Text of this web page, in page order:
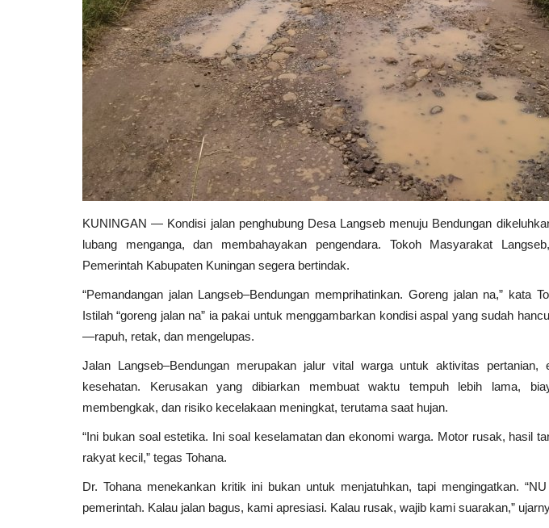
KUNINGAN — Kondisi jalan penghubung Desa Langseb menuju Bendungan
lubang menganga, dan membahayakan pengendara. Tokoh Masyarakat
Pemerintah Kabupaten Kuningan segera bertindak.
“Pemandangan jalan Langseb–Bendungan memprihatinkan. Goreng jalan na,” kata
Istilah “goreng jalan na” ia pakai untuk menggambarkan kondisi aspal yang sudah
—rapuh, retak, dan mengelupas.
Jalan Langseb–Bendungan merupakan jalur vital warga untuk aktivitas pertanian,
kesehatan. Kerusakan yang dibiarkan membuat waktu tempuh lebih lama,
membengkak, dan risiko kecelakaan meningkat, terutama saat hujan.
“Ini bukan soal estetika. Ini soal keselamatan dan ekonomi warga. Motor rusak, hasil
rakyat kecil,” tegas Tohana.
Dr. Tohana menekankan kritik ini bukan untuk menjatuhkan, tapi mengingatkan.
pemerintah. Kalau jalan bagus, kami apresiasi. Kalau rusak, wajib kami suarakan,”